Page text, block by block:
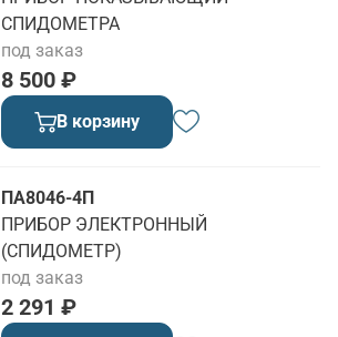
СПИДОМЕТРА
8 500 ₽
под заказ
В корзину
ПА8046-4П
ПРИБОР ЭЛЕКТРОННЫЙ
(СПИДОМЕТР)
2 291 ₽
под заказ